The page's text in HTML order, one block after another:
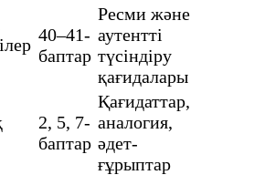
40–41-
баптар
Ресми және
аутентті
түсіндіру
қағидалары
2, 5, 7-
баптар
Қағидаттар,
аналогия,
әдет-
ғұрыптар